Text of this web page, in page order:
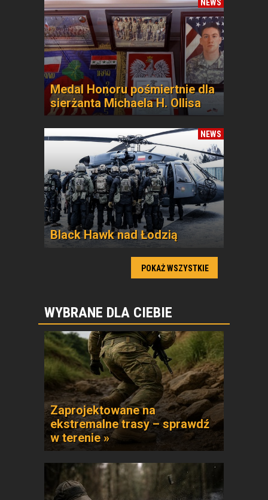
NEWS
Medal Honoru pośmiertnie dla
sierżanta Michaela H. Ollisa
NEWS
Black Hawk nad Łodzią
POKAŻ WSZYSTKIE
WYBRANE DLA CIEBIE
Zaprojektowane na
ekstremalne trasy – sprawdź
w terenie »